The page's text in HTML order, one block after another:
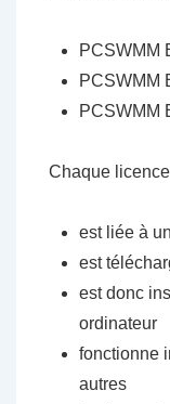
PCSWMM
PCSWMM
PCSWMM
Chaque
est liée à
est
est donc
ordinateur
fonctionne
autres